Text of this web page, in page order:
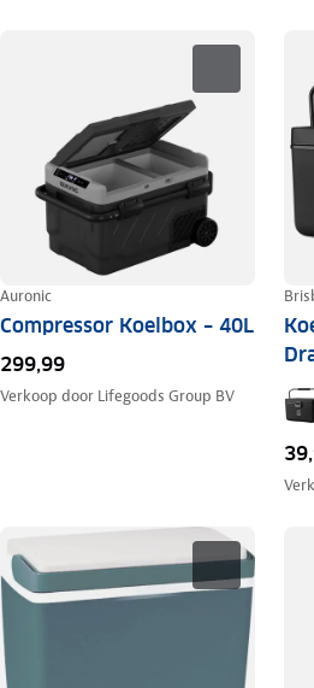
Auronic
Compressor Koelbox – 40L
299,99
Verkoop door Lifegoods Group BV